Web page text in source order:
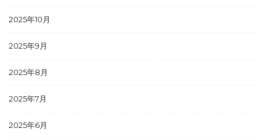
2025年10月
2025年9月
2025年8月
2025年7月
2025年6月